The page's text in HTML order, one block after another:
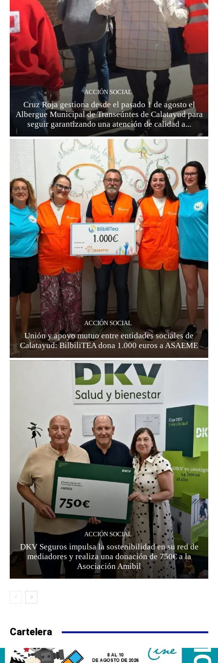
ACCIÓN SOCIAL
Cruz Roja gestiona desde el pasado 1 de agosto el
Albergue Municipal de Transeúntes de Calatayud para
seguir garantizando una atención de calidad a...
ACCIÓN SOCIAL
Unión y apoyo mutuo entre entidades sociales de
Calatayud: BilbiliTEA dona 1.000 euros a ASAEME
ACCIÓN SOCIAL
DKV Seguros impulsa la sostenibilidad en su red de
mediadores y realiza una donación de 750€ a la
Asociación Amibil
Cartelera